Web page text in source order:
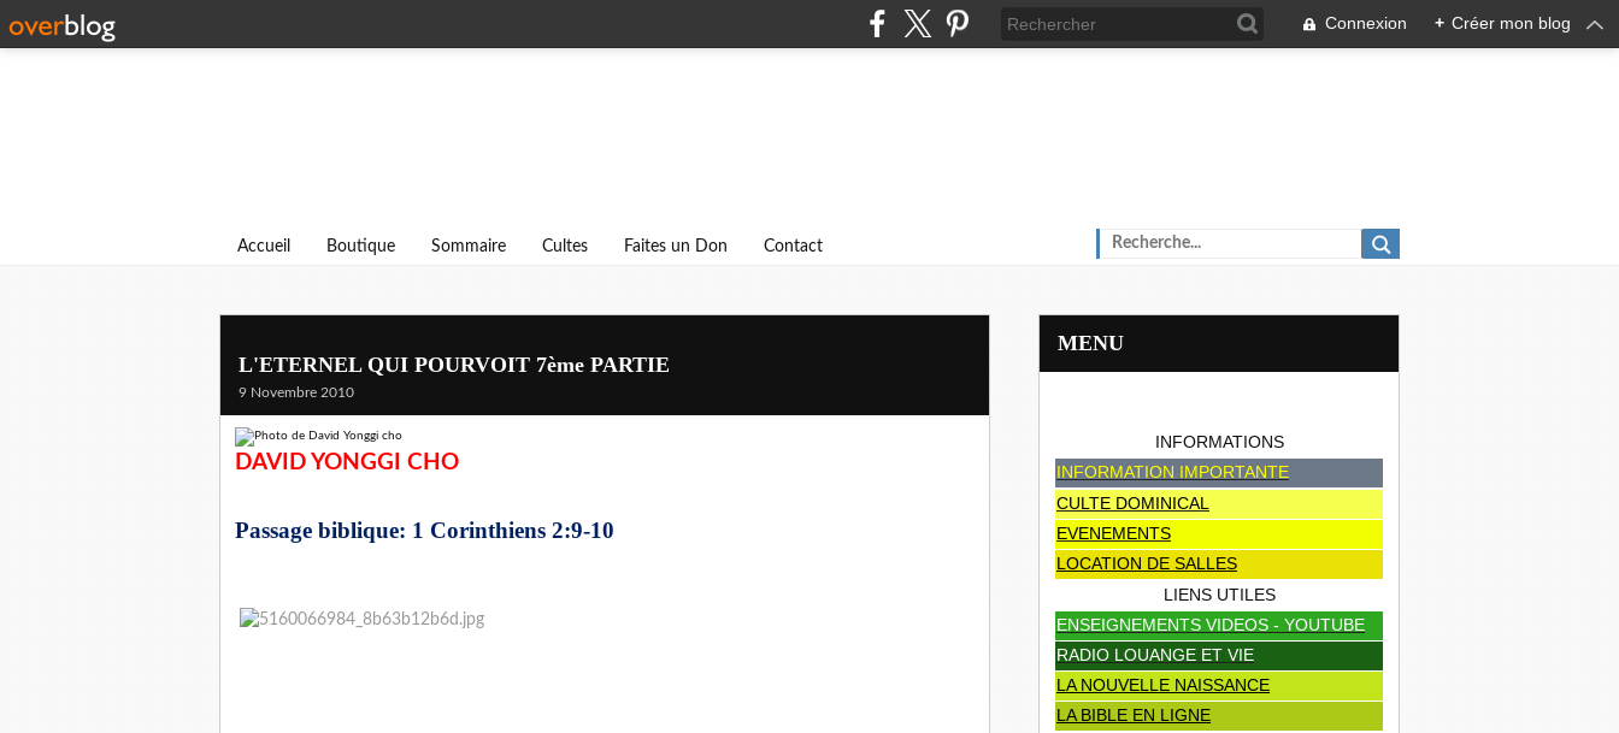
Connexion + Créer mon blog
Accueil Boutique Sommaire Cultes Faites un Don Contact
L'ETERNEL QUI POURVOIT 7ème PARTIE
9 Novembre 2010
DAVID YONGGI CHO
Passage biblique: 1 Corinthiens 2:9-10
MENU
INFORMATIONS
INFORMATION IMPORTANTE
CULTE DOMINICAL
EVENEMENTS
LOCATION DE SALLES
LIENS UTILES
ENSEIGNEMENTS VIDEOS - YOUTUBE
RADIO LOUANGE ET VIE
LA NOUVELLE NAISSANCE
LA BIBLE EN LIGNE